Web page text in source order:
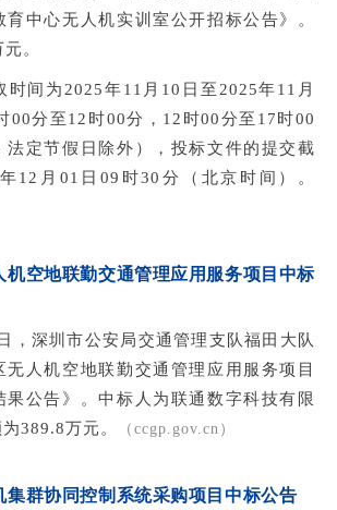
中心无人机实训室公开招标公告》。
。
时间为2025年11 月10日至2025年11月
00分至12时00分，12时00分至17时00
法定节假日除外），投标文件的提交截
12月01日09时30分（北京时间）。
机空地联勤交通管理应用服务项目中标
，深圳市公安局交通管理支队福田大队
无人机空地联勤交通管理应用服务项目
果公告》。中标人为联通数字科技有限
389.8万元。
（ccgp.gov.cn）
集群协同控制系统采购项目中标公告